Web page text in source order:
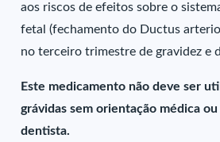
aos riscos de efeitos sobre o
fetal (fechamento do Ductus
no terceiro trimestre de gravidez e
Este medicamento não deve ser
grávidas sem orientação médica
dentista.